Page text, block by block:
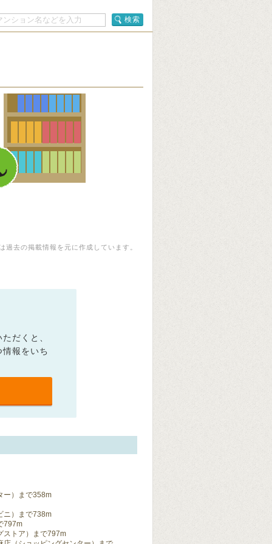
検索
過去の掲載情報を元に作成しています。
だくと、
報をいち
ー）まで358m
ニ）まで738m
797m
ストア）まで797m